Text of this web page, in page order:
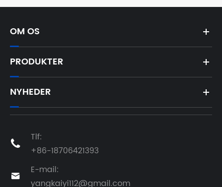
OM OS
PRODUKTER
NYHEDER

Tlf:
+86-18706421393

E-mail:
yangkaiyi112@gmail.com